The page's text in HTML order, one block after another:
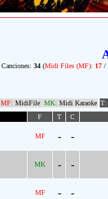
Canciones: 34 (Midi Files (MF): 17 /
MF: MidiFile MK: Midi Karaoke T:
F T C
MF - -
MK - -
MF - -